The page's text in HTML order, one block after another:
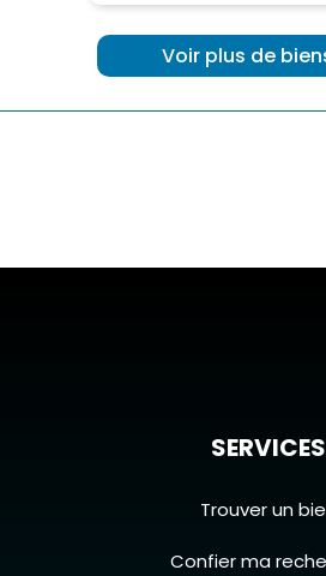
Voir plus de
SERVICES
Trouver un
Confier ma